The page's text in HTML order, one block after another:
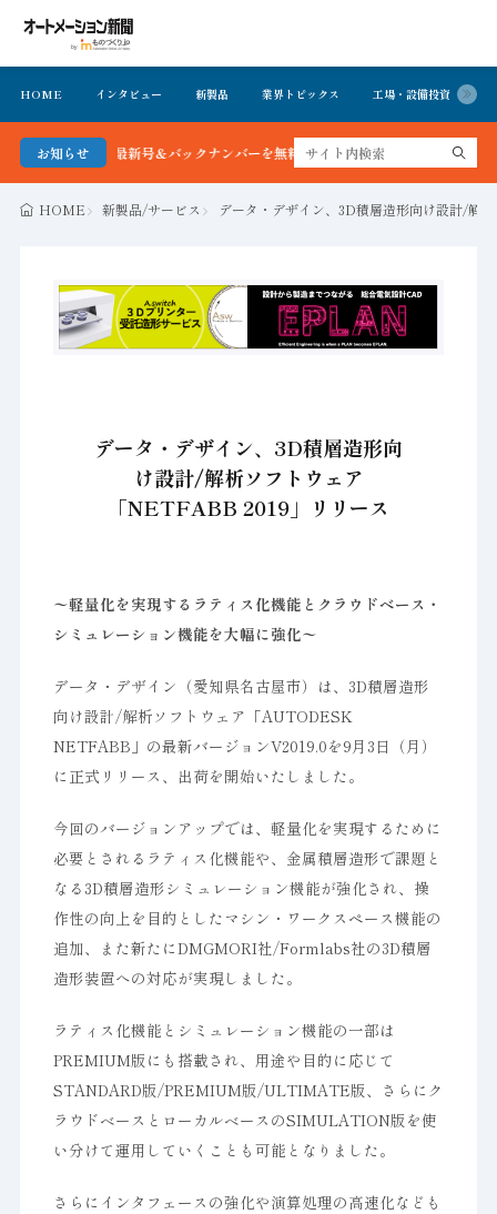
HOME インタビュー 新製品 業界トピックス 工場・設備投資
お知らせ
新聞 最新号＆バックナンバーを無料で公開中 詳細はこちら
HOME 新製品/サービス データ・デザイン、3D積層造形向け設計/解
データ・デザイン、3D積層造形向
け設計/解析ソフトウェア
「NETFABB 2019」リリース
〜軽量化を実現するラティス化機能とクラウドベース・
シミュレーション機能を大幅に強化〜
データ・デザイン（愛知県名古屋市）は、3D積層造形
向け設計/解析ソフトウェア「AUTODESK
NETFABB」の最新バージョンV2019.0を9月3日（月）
に正式リリース、出荷を開始いたしました。
今回のバージョンアップでは、軽量化を実現するために
必要とされるラティス化機能や、金属積層造形で課題と
なる3D積層造形シミュレーション機能が強化され、操
作性の向上を目的としたマシン・ワークスペース機能の
追加、また新たにDMGMORI社/Formlabs社の3D積層
造形装置への対応が実現しました。
ラティス化機能とシミュレーション機能の一部は
PREMIUM版にも搭載され、用途や目的に応じて
STANDARD版/PREMIUM版/ULTIMATE版、さらにク
ラウドベースとローカルベースのSIMULATION版を使
い分けて運用していくことも可能となりました。
さらにインタフェースの強化や演算処理の高速化なども